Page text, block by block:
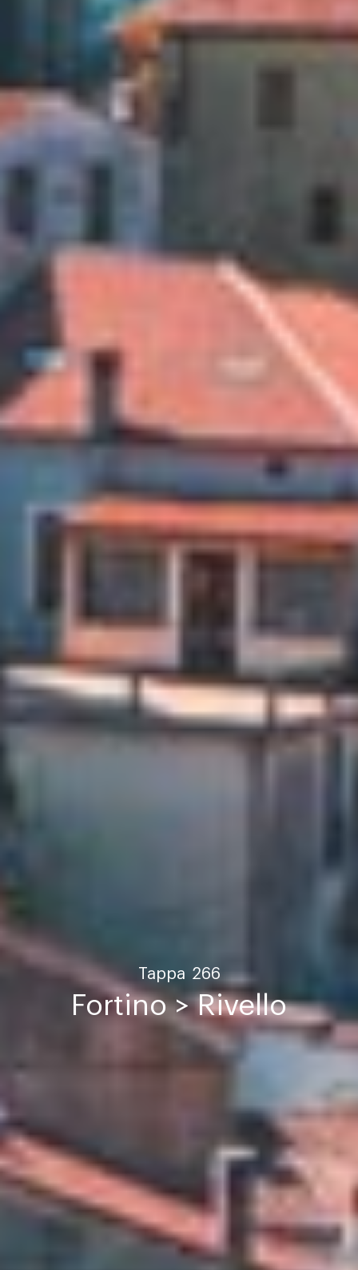
Tappa 266
Fortino > Rivello